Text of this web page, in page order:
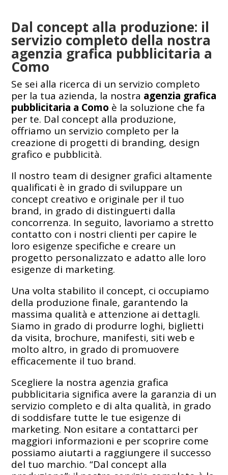
Dal concept alla produzione: il
servizio completo della nostra
agenzia grafica pubblicitaria a
Como
Se sei alla ricerca di un servizio completo
per la tua azienda, la nostra agenzia grafica
pubblicitaria a Como è la soluzione che fa
per te. Dal concept alla produzione,
offriamo un servizio completo per la
creazione di progetti di branding, design
grafico e pubblicità.
Il nostro team di designer grafici altamente
qualificati è in grado di sviluppare un
concept creativo e originale per il tuo
brand, in grado di distinguerti dalla
concorrenza. In seguito, lavoriamo a stretto
contatto con i nostri clienti per capire le
loro esigenze specifiche e creare un
progetto personalizzato e adatto alle loro
esigenze di marketing.
Una volta stabilito il concept, ci occupiamo
della produzione finale, garantendo la
massima qualità e attenzione ai dettagli.
Siamo in grado di produrre loghi, biglietti
da visita, brochure, manifesti, siti web e
molto altro, in grado di promuovere
efficacemente il tuo brand.
Scegliere la nostra agenzia grafica
pubblicitaria significa avere la garanzia di un
servizio completo e di alta qualità, in grado
di soddisfare tutte le tue esigenze di
marketing. Non esitare a contattarci per
maggiori informazioni e per scoprire come
possiamo aiutarti a raggiungere il successo
del tuo marchio. “Dal concept alla